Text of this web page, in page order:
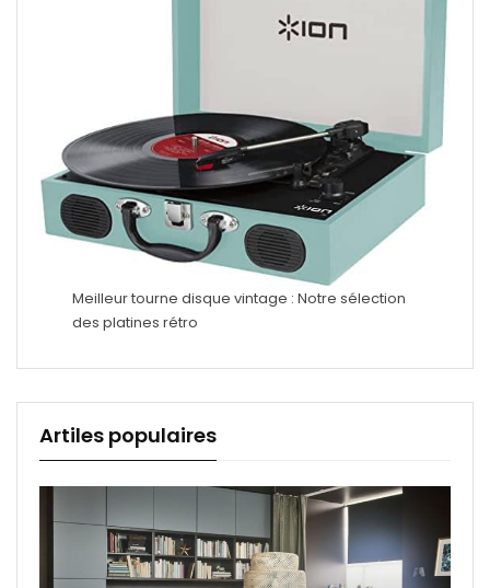
Meilleur tourne disque vintage : Notre sélection
des platines rétro
Artiles populaires